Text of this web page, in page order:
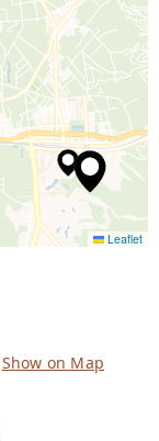
Leaflet
Show on Map